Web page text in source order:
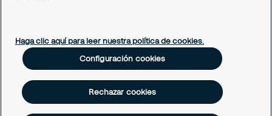
Periódico Securitízate
Un café con Securitas
Legal
Nuestras políticas
Haga clic aquí para leer nuestra política de cookies.
Configuración cookies
Rechazar cookies